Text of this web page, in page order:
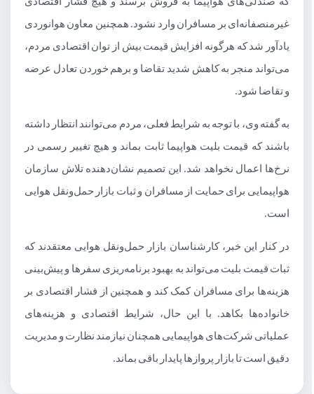
غیرمنصفانه‌ای بر مسافران وارد نشود. همچنین معاون هوانوردی
یادآور شد که هرگونه افزایش قیمت بیش از توان اقتصادی مردم،
می‌تواند منجر به کاهش شدید تقاضا و برهم خوردن تعادل عرضه
و تقاضا شود.
به گفته وی، با توجه به شرایط فعلی، مردم می‌توانند انتظار داشته
باشند که قیمت بلیت هواپیما ثابت بماند و هیچ تغییر رسمی در
نرخ‌ها اعمال نخواهد شد. این تصمیم نشان‌دهنده تلاش سازمان
هواپیمایی برای حمایت از مسافران و ثبات بازار حمل‌ونقل هوایی
است.
در کنار این خبر، کارشناسان بازار حمل‌ونقل هوایی معتقدند که
ثبات قیمت بلیت می‌تواند به بهبود برنامه‌ریزی سفرها و پیش‌بینی
هزینه‌ها برای مسافران کمک کند و همچنین از فشار اقتصادی بر
خانواده‌ها بکاهد. با این حال، شرایط اقتصادی و هزینه‌های
عملیاتی شرکت‌های هواپیمایی همچنان نیازمند نظارت و مدیریت
دقیق است تا بازار پروازها پایدار باقی بماند.